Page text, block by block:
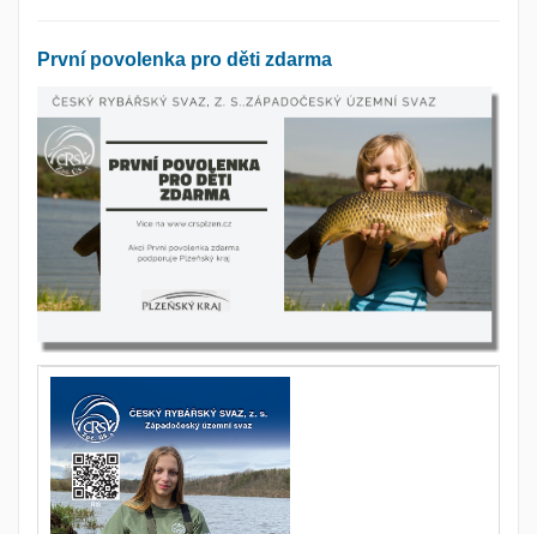
První povolenka pro děti zdarma